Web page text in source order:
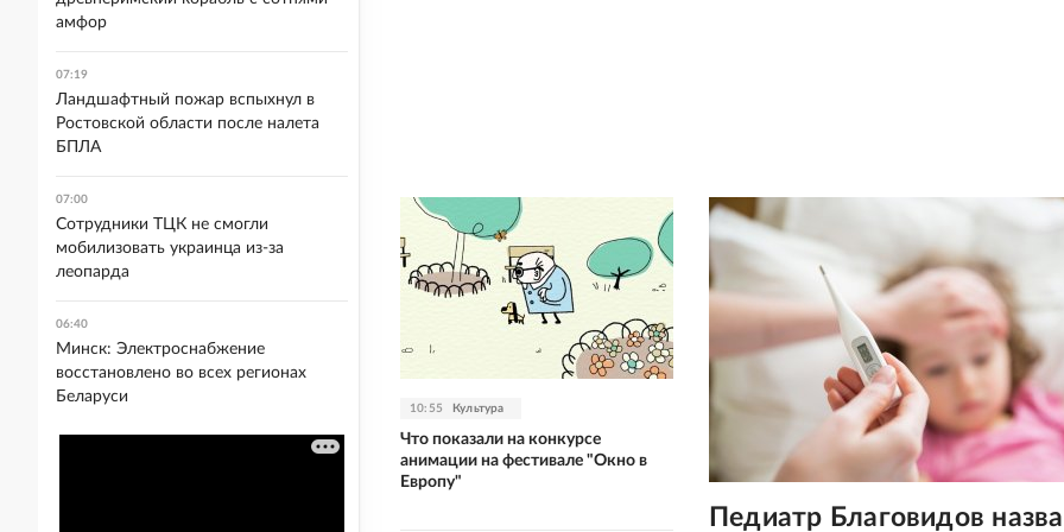
Педиатр Благовидов
10:55 Культура
Что показали на конкурсе
анимации на фестивале "Окно в
Европу"
амфор
07:19
Ландшафтный пожар вспыхнул в
Ростовской области после налета
БПЛА
07:00
Сотрудники ТЦК не смогли
мобилизовать украинца из-за
леопарда
06:40
Минск: Электроснабжение
восстановлено во всех регионах
Беларуси